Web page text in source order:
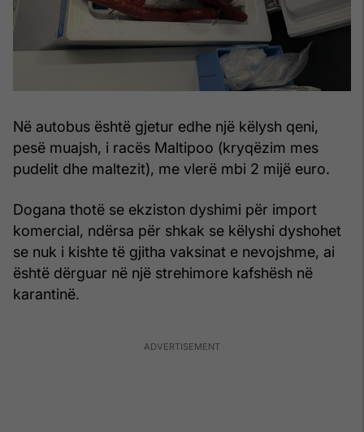
Në autobus është gjetur edhe një këlysh qeni,
pesë muajsh, i racës Maltipoo (kryqëzim mes
pudelit dhe maltezit), me vlerë mbi 2 mijë euro.
Dogana thotë se ekziston dyshimi për import
komercial, ndërsa për shkak se këlyshi dyshohet
se nuk i kishte të gjitha vaksinat e nevojshme, ai
është dërguar në një strehimore kafshësh në
karantinë.